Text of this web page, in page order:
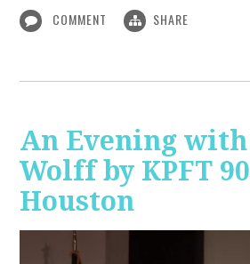
COMMENT SHARE
An Evening
Wolff by KPFT
Houston